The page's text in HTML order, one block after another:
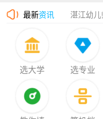
最新资讯
选大学 选专业